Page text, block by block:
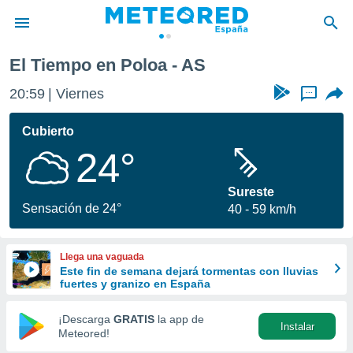
de
por
se
calidad.
a este
las
y
forma
digital
basada
El Tiempo en Poloa - AS
20:59 Viernes ...
Cubierto
24°
Sensación de 24°
Sureste
40
59 km/h
Llega una vaguada
Este fin de semana dejará tormentas con lluvias
fuertes y granizo en España
¡Descarga GRATIS la app de
Meteored!
Instalar